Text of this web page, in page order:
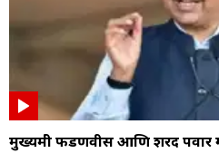
मुख्यमंत्री फडणवीस आणि शरद पवार